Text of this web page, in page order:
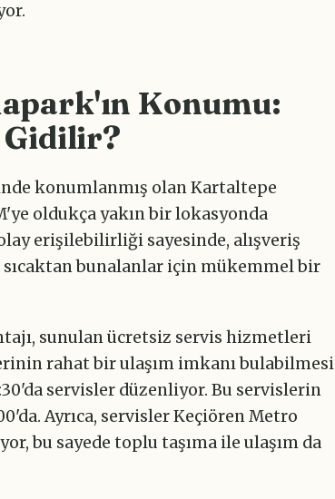
Konumu:
Gidilir?
konumlanmış olan Kartaltepe
oldukça yakın bir lokasyonda
erişilebilirliği sayesinde, alışveriş
sıcaktan bunalanlar için mükemmel bir
sunulan ücretsiz servis hizmetleri
rahat bir ulaşım imkanı bulabilmesi
servisler düzenliyor. Bu servislerin
Ayrıca, servisler Keçiören Metro
bu sayede toplu taşıma ile ulaşım da